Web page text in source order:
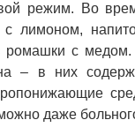
режим. Во
лимоном,
ромашки с медом.
– в них
даже